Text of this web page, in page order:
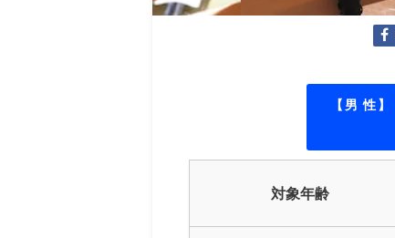
【男 性】
対象年齢